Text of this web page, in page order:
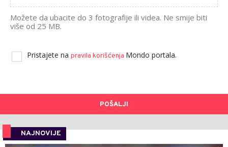
Možete da ubacite do 3 fotografije ili videa. Ne smije biti
više od 25 MB.
Pristajete na pravila korišćenja Mondo portala.
POŠALJI
NAJNOVIJE